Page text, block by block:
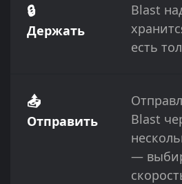
🔒
Держать
Blast
есть
📤
Отправить
Blast
—